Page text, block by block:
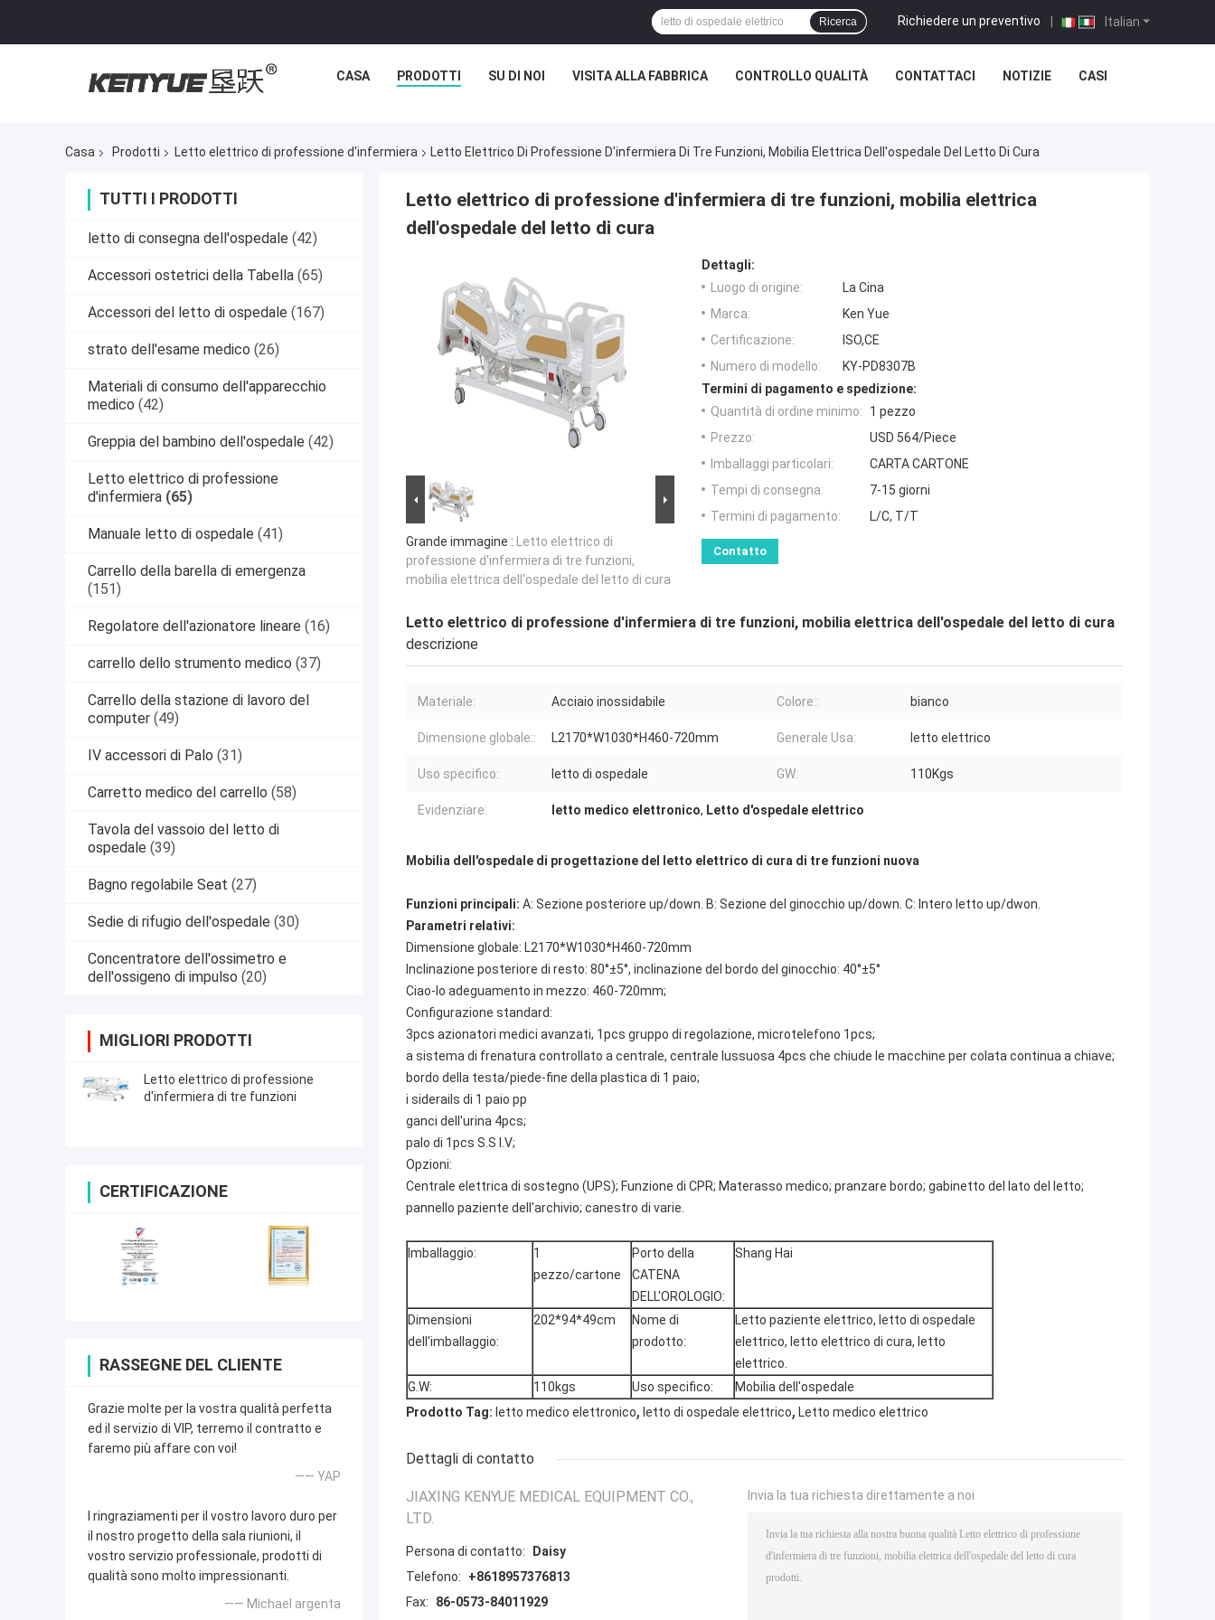
Italian
Richiedere un preventivo |
Ricerca
CASA PRODOTTI SU DI NOI VISITA ALLA FABBRICA CONTROLLO QUALITÀ CONTATTACI NOTIZIE CASI
Casa Prodotti Letto elettrico di professione d'infermiera Letto Elettrico Di Professione D'infermiera Di Tre Funzioni, Mobilia Elettrica Dell'ospedale Del Letto Di Cura
TUTTI I PRODOTTI
letto di consegna dell'ospedale (42)
Accessori ostetrici della Tabella (65)
Accessori del letto di ospedale (167)
strato dell'esame medico (26)
Materiali di consumo dell'apparecchio
medico (42)
Greppia del bambino dell'ospedale (42)
Letto elettrico di professione
d'infermiera (65)
Manuale letto di ospedale (41)
Carrello della barella di emergenza
(151)
Regolatore dell'azionatore lineare (16)
carrello dello strumento medico (37)
Carrello della stazione di lavoro del
computer (49)
IV accessori di Palo (31)
Carretto medico del carrello (58)
Tavola del vassoio del letto di
ospedale (39)
Bagno regolabile Seat (27)
Sedie di rifugio dell'ospedale (30)
Concentratore dell'ossimetro e
dell'ossigeno di impulso (20)
MIGLIORI PRODOTTI
Letto elettrico di professione
d'infermiera di tre funzioni
CERTIFICAZIONE
RASSEGNE DEL CLIENTE
Grazie molte per la vostra qualità perfetta
ed il servizio di VIP, terremo il contratto e
faremo più affare con voi!
—— YAP
I ringraziamenti per il vostro lavoro duro per
il nostro progetto della sala riunioni, il
vostro servizio professionale, prodotti di
qualità sono molto impressionanti.
—— Michael argenta
Letto elettrico di professione d'infermiera di tre funzioni, mobilia elettrica
dell'ospedale del letto di cura
Grande immagine : Letto elettrico di
professione d'infermiera di tre funzioni,
mobilia elettrica dell'ospedale del letto di cura
Dettagli:
Luogo di origine:
La Cina
Marca:
Ken Yue
Certificazione:
ISO,CE
Numero di modello:
KY-PD8307B
Termini di pagamento e spedizione:
Quantità di ordine minimo:
1 pezzo
Prezzo:
USD 564/Piece
Imballaggi particolari:
CARTA CARTONE
Tempi di consegna:
7-15 giorni
Termini di pagamento:
L/C, T/T
Contatto
Letto elettrico di professione d'infermiera di tre funzioni, mobilia elettrica dell'ospedale del letto di cura
descrizione
Materiale: Acciaio inossidabile Colore:: bianco
Dimensione globale:: L2170*W1030*H460-720mm Generale Usa: letto elettrico
Uso specifico: letto di ospedale GW: 110Kgs
Evidenziare: letto medico elettronico, Letto d'ospedale elettrico
Mobilia dell'ospedale di progettazione del letto elettrico di cura di tre funzioni nuova
Funzioni principali: A: Sezione posteriore up/down. B: Sezione del ginocchio up/down. C: Intero letto up/dwon.
Parametri relativi:
Dimensione globale: L2170*W1030*H460-720mm
Inclinazione posteriore di resto: 80°±5°, inclinazione del bordo del ginocchio: 40°±5°
Ciao-lo adeguamento in mezzo: 460-720mm;
Configurazione standard:
3pcs azionatori medici avanzati, 1pcs gruppo di regolazione, microtelefono 1pcs;
a sistema di frenatura controllato a centrale, centrale lussuosa 4pcs che chiude le macchine per colata continua a chiave;
bordo della testa/piede-fine della plastica di 1 paio;
i siderails di 1 paio pp
ganci dell'urina 4pcs;
palo di 1pcs S.S I.V;
Opzioni:
Centrale elettrica di sostegno (UPS); Funzione di CPR; Materasso medico; pranzare bordo; gabinetto del lato del letto;
pannello paziente dell'archivio; canestro di varie.
Imballaggio:
1
pezzo/cartone
Porto della
CATENA
DELL'OROLOGIO:
Shang Hai
Dimensioni
dell'imballaggio:
202*94*49cm
Nome di
prodotto:
Letto paziente elettrico, letto di ospedale
elettrico, letto elettrico di cura, letto
elettrico.
G.W:
110kgs Uso specifico:
Mobilia dell'ospedale
Prodotto Tag: letto medico elettronico, letto di ospedale elettrico, Letto medico elettrico
Dettagli di contatto
JIAXING KENYUE MEDICAL EQUIPMENT CO.,
LTD.
Persona di contatto:
Daisy
Telefono:
+8618957376813
Fax:
86-0573-84011929
Invia la tua richiesta direttamente a noi